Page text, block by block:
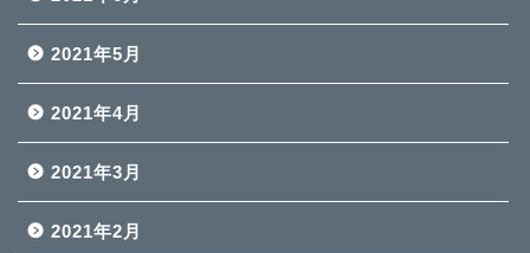
2021年5月
2021年4月
2021年3月
2021年2月